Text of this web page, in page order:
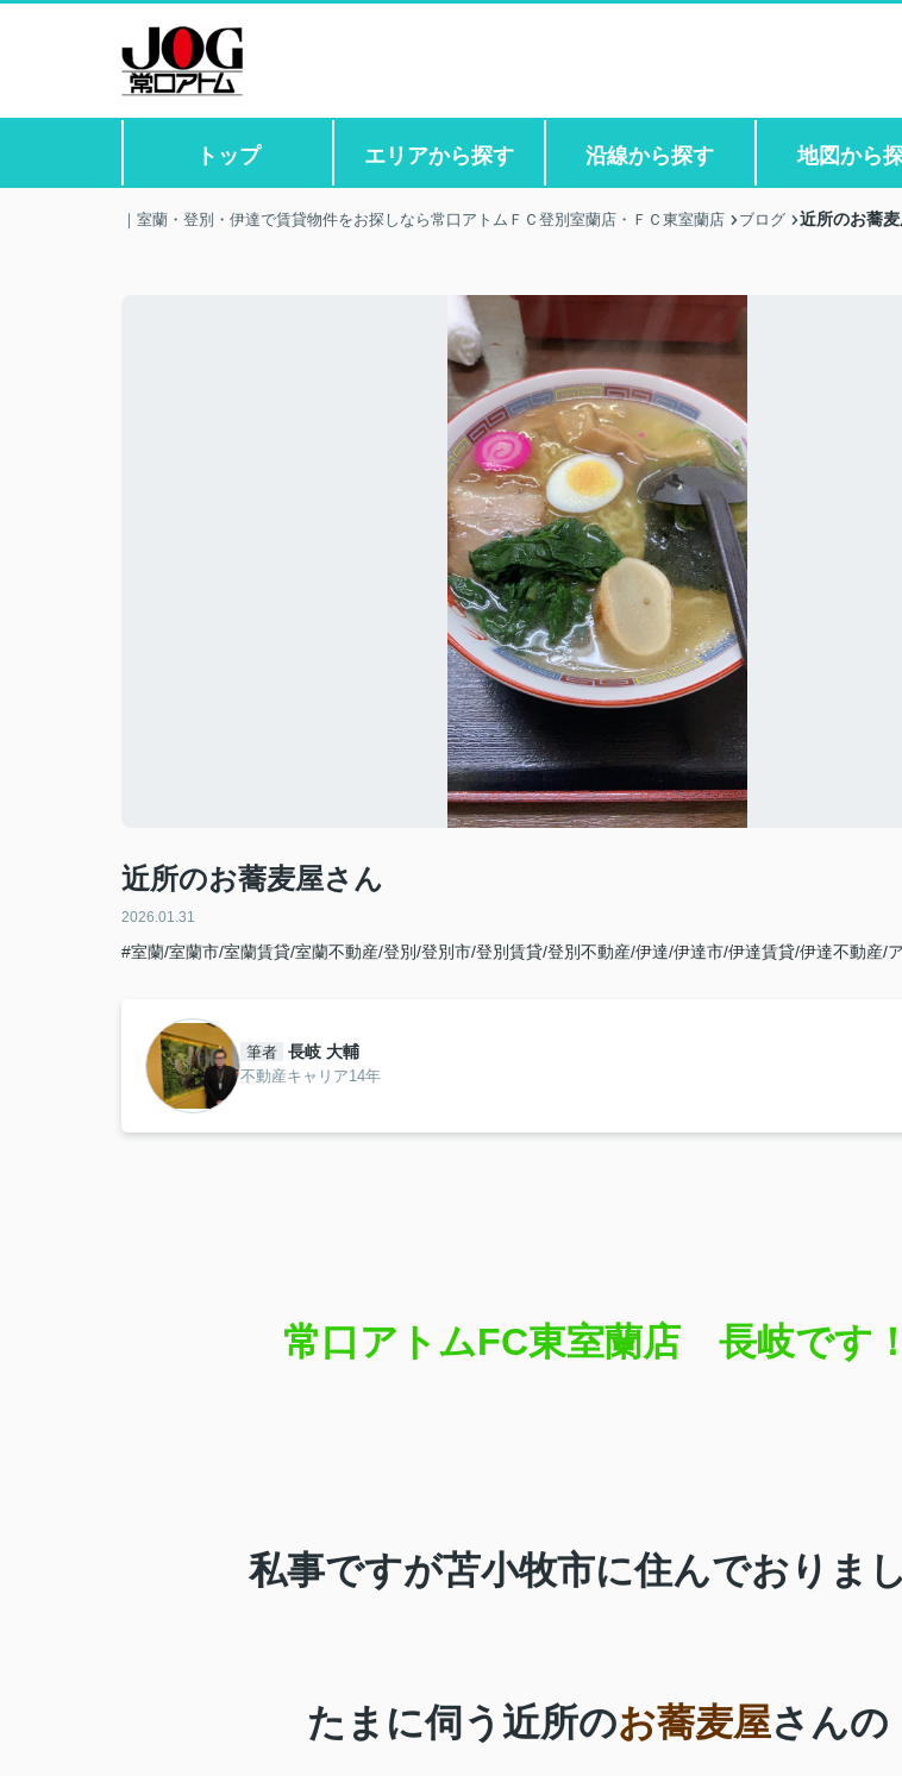
トップ エリアから探す 沿線から探す 地図から
｜室蘭・登別・伊達で賃貸物件をお探しなら常口アトムＦＣ登別室蘭店・ＦＣ東室蘭店 ブログ 近所のお蕎
近所のお蕎麦屋さん
2026.01.31
#室蘭/室蘭市/室蘭賃貸/室蘭不動産/登別/登別市/登別賃貸/登別不動産/伊達/伊達市/伊達賃貸/伊達不動産/
筆者 長岐 大輔
不動産キャリア14年
常口アトムFC東室蘭店 長岐です！
私事ですが苫小牧市に住んでおりま
たまに伺う近所のお蕎麦屋さんの